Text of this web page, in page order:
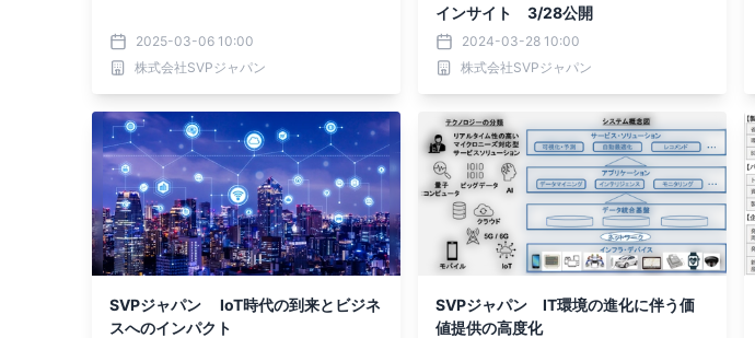
2025-03-06 10:00
株式会社SVPジャパン
インサイト 3/28公開
2024-03-28 10:00
株式会社SVPジャパン
SVPジャパン IoT時代の到来とビジネ
スへのインパクト
SVPジャパン IT環境の進化に伴う価
値提供の高度化